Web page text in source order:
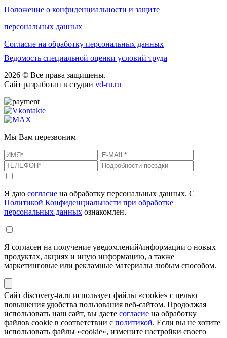
Положение о конфиденциальности и защите
персональных данных
Согласие на обработку персональных данных
Ведомость специальной оценки условий труда
2026 © Все права защищены.
Сайт разработан в студии vd-ru.ru
Мы Вам перезвоним
Я даю согласие на обработку персональных данных. С
Политикой Конфиденциальности при обработке
персональных данных ознакомлен.
Я согласен на получение уведомлений/информации о новых
продуктах, акциях и иную информацию, а также
маркетинговые или рекламные материалы любым способом.
Сайт discovery-ta.ru использует файлы «cookie» с целью
повышения удобства пользования веб-сайтом. Продолжая
использовать наш сайт, вы даете согласие на обработку
файлов cookie в соответствии с политикой. Если вы не хотите
использовать файлы «cookie», измените настройки своего